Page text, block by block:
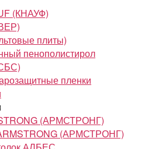
(КНАУФ)
плиты)
пенополистирол
пленки
(АРМСТРОНГ)
(АРМСТРОНГ)